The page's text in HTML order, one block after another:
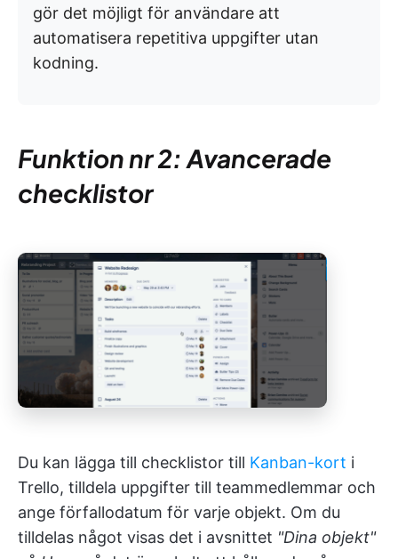
gör det möjligt för användare att
automatisera repetitiva uppgifter utan
kodning.
Funktion nr 2: Avancerade
checklistor
Du kan lägga till checklistor till Kanban-kort i
Trello, tilldela uppgifter till teammedlemmar och
ange förfallodatum för varje objekt. Om du
tilldelas något visas det i avsnittet "Dina objekt"